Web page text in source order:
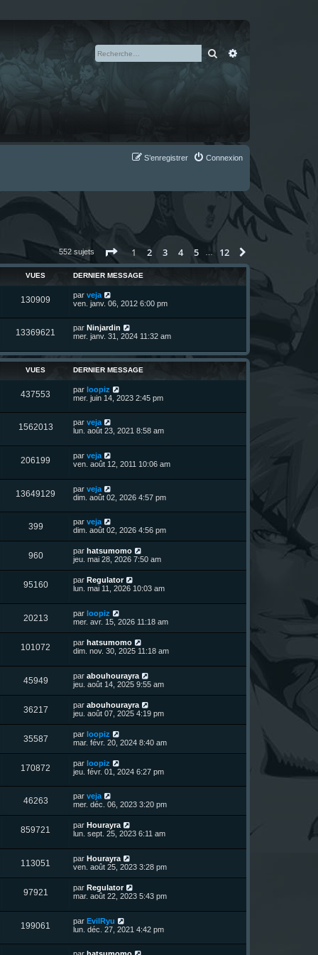
Rechercher
Connexion
S’enregistrer
552 sujets Page sur12
1 2 3 4 5 12
VUES DERNIER MESSAGE
130909
u
e
s
D
e
n
i
e
m
e
s
s
a
g
par veja
ven. janv. 06, 2012 6:00 pm
13369621
u
D
e
n
i
e
m
e
s
s
a
g
par Ninjardin
mer. janv. 31, 2024 11:32 am
VUES DERNIER MESSAGE
437553
u
e
s
D
e
n
i
e
m
e
s
a
g
e
par loopiz
mer. juin 14, 2023 2:45 pm
1562013V
u
s
D
e
n
i
e
m
e
s
g
e
par veja
lun. août 23, 2021 8:58 am
206199
u
e
s
D
e
n
i
e
m
e
s
s
a
g
e
par veja
ven. août 12, 2011 10:06 am
13649129
u
D
e
n
i
e
r
m
e
s
s
a
g
par veja
dim. août 02, 2026 4:57 pm
399V
u
s
D
e
i
e
r
m
e
s
a
g
e
par veja
dim. août 02, 2026 4:56 pm
960V
u
D
e
i
e
e
s
s
a
g
par hatsumomo
jeu. mai 28, 2026 7:50 am
95160V
u
e
D
e
n
i
e
e
s
s
a
g
e
par Regulator
lun. mai 11, 2026 10:03 am
20213V
u
D
e
i
e
e
s
s
a
g
e
par loopiz
mer. avr. 15, 2026 11:18 am
101072
u
D
e
n
i
e
e
s
s
a
g
e
par hatsumomo
dim. nov. 30, 2025 11:18 am
45949V
u
s
D
e
i
e
r
m
e
s
s
a
g
e
par abouhourayra
jeu. août 14, 2025 9:55 am
36217V
u
s
D
e
i
e
r
m
e
s
a
g
e
par abouhourayra
jeu. août 07, 2025 4:19 pm
35587V
u
D
e
i
e
r
m
e
s
s
a
g
par loopiz
mar. févr. 20, 2024 8:40 am
170872
u
D
e
n
i
e
r
m
e
s
s
a
g
par loopiz
jeu. févr. 01, 2024 6:27 pm
46263V
u
D
e
i
e
e
s
s
a
g
par veja
mer. déc. 06, 2023 3:20 pm
859721
u
D
e
n
i
e
e
s
s
a
g
par Hourayra
lun. sept. 25, 2023 6:11 am
113051
u
D
e
i
e
e
s
s
a
par Hourayra
ven. août 25, 2023 3:28 pm
97921
u
e
s
D
e
n
i
e
m
par Regulator
mar. août 22, 2023 5:43 pm
199061
u
D
e
n
par EvilRyu
lun. déc. 27, 2021 4:42 pm
D